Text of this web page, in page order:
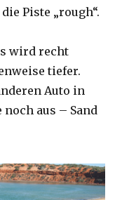
Piste „rough“.
wird recht
tiefer.
Auto in
aus – Sand